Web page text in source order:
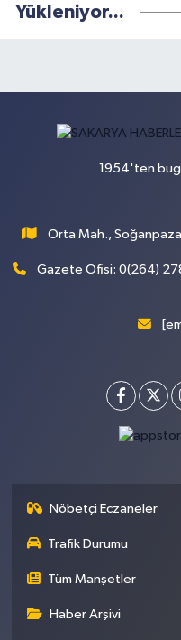
Yükleniyor...
1954'ten
Orta Mah.,
Gazete Ofisi: 0(264)
Nöbetçi Eczaneler
Trafik Durumu
Tüm Manşetler
Haber Arşivi